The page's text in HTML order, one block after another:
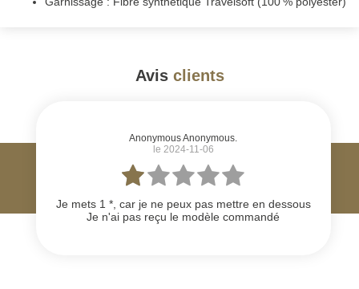
Avis clients
Anonymous Anonymous.
le 2024-11-06
Je mets 1 *, car je ne peux pas mettre en dessous
Je n'ai pas reçu le modèle commandé